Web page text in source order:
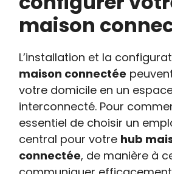
maison
L’installation et la
maison connectée
votre domicile en un
interconnecté. Pour
essentiel de choisir un
central pour votre hub
connectée, de manière à